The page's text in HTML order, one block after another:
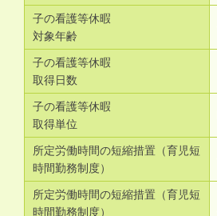
子の看護等休暇
対象年齢
子の看護等休暇
取得日数
子の看護等休暇
取得単位
所定労働時間の短縮措置（育児短
時間勤務制度）
所定労働時間の短縮措置（育児短
時間勤務制度）